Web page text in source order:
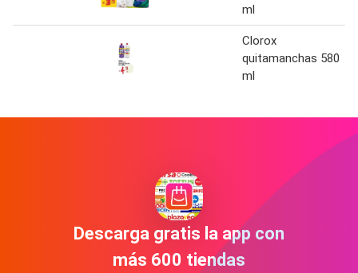
ml
Clorox
quitamanchas 580
ml
Descarga gratis la app con
más 600 tiendas